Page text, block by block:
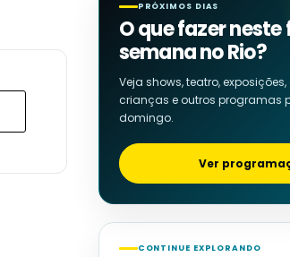
PRÓXIMOS DIAS
O que fazer neste
semana no Rio?
Veja shows, teatro,
crianças e outros programas
domingo.
Ver
CONTINUE EXPLORANDO